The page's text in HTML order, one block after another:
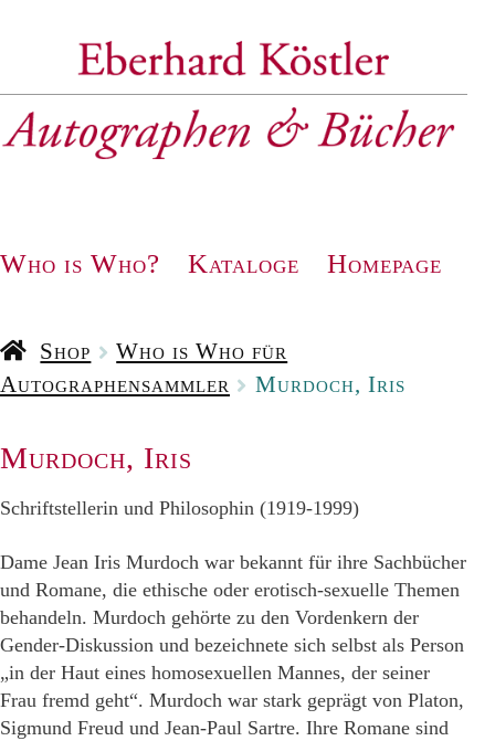
Navigation
Who is Who? Kataloge Homepage
Shop
Who is Who für
Autographensammler
Murdoch, Iris
Murdoch, Iris
Schriftstellerin und Philosophin (1919-1999)
Dame Jean Iris Murdoch war bekannt für ihre Sachbücher
und Romane, die ethische oder erotisch-sexuelle Themen
behandeln. Murdoch gehörte zu den Vordenkern der
Gender-Diskussion und bezeichnete sich selbst als Person
„in der Haut eines homosexuellen Mannes, der seiner
Frau fremd geht“. Murdoch war stark geprägt von Platon,
Sigmund Freud und Jean-Paul Sartre. Ihre Romane sind